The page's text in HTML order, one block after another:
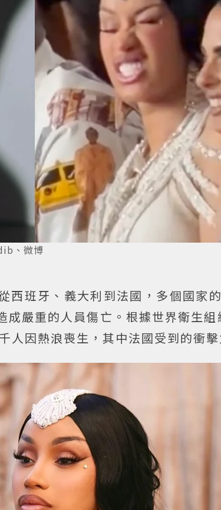
、微博
西班牙、義大利到法國，多個國家
成嚴重的人員傷亡。根據世界衛生
人因熱浪喪生，其中法國受到的衝擊